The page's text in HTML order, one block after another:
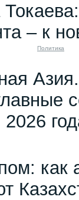
– к
Политика
как